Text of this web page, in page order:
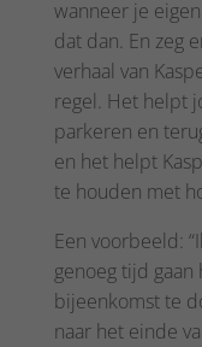
wanneer je
dat dan. En zeg
verhaal van
regel. Het helpt
parkeren en
en het helpt
te houden met
Een voorbeeld:
genoeg tijd
bijeenkomst te
naar het einde